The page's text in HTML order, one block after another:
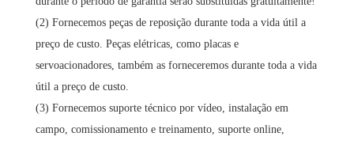
(2) Fornecemos peças de reposição durante toda a vida útil a
preço de custo. Peças elétricas, como placas e
servoacionadores, também as forneceremos durante toda a vida
útil a preço de custo.
(3) Fornecemos suporte técnico por vídeo, instalação em
campo, comissionamento e treinamento, suporte online,